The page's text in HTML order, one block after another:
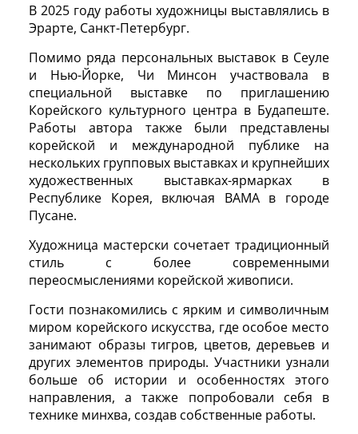
В 2025 году работы художницы выставлялись в
Эрарте, Санкт-Петербург.
Помимо ряда персональных выставок в Сеуле
и Нью-Йорке, Чи Минсон участвовала в
специальной выставке по приглашению
Корейского культурного центра в Будапеште.
Работы автора также были представлены
корейской и международной публике на
нескольких групповых выставках и крупнейших
художественных выставках-ярмарках в
Республике Корея, включая BAMA в городе
Пусане.
Художница мастерски сочетает традиционный
стиль с более современными
переосмыслениями корейской живописи.
Гости познакомились с ярким и символичным
миром корейского искусства, где особое место
занимают образы тигров, цветов, деревьев и
других элементов природы. Участники узнали
больше об истории и особенностях этого
направления, а также попробовали себя в
технике минхва, создав собственные работы.